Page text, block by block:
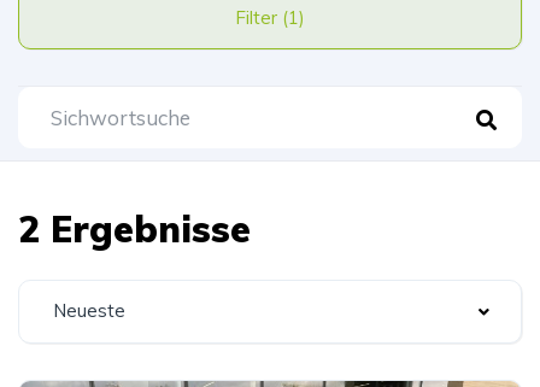
Filter (1)
2 Ergebnisse
Neueste